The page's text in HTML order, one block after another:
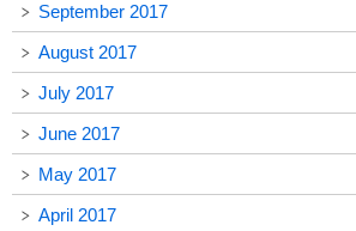
September 2017
August 2017
July 2017
June 2017
May 2017
April 2017